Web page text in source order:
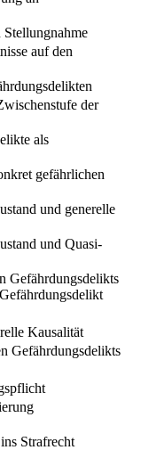
Stellungnahme
auf den
der
als
gefährlichen
und generelle
und Quasi-
Gefährdungsdelikts
Kausalität
Gefährdungsdelikts
Strafrecht